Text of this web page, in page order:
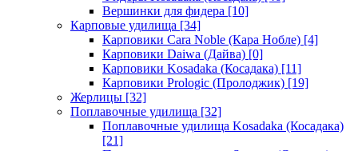
Вершинки для фидера [10]
Карповые удилища [34]
Карповики Cara Noble (Кара Нобле) [4]
Карповики Daiwa (Дайва) [0]
Карповики Kosadaka (Косадака) [11]
Карповики Prologic (Пролоджик) [19]
Жерлицы [32]
Поплавочные удилища [32]
Поплавочные удилища Kosadaka (Косадака)
[21]